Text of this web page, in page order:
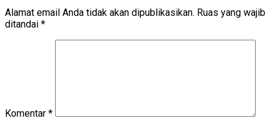
Alamat email Anda tidak akan dipublikasikan. Ruas yang wajib
ditandai *
Komentar *